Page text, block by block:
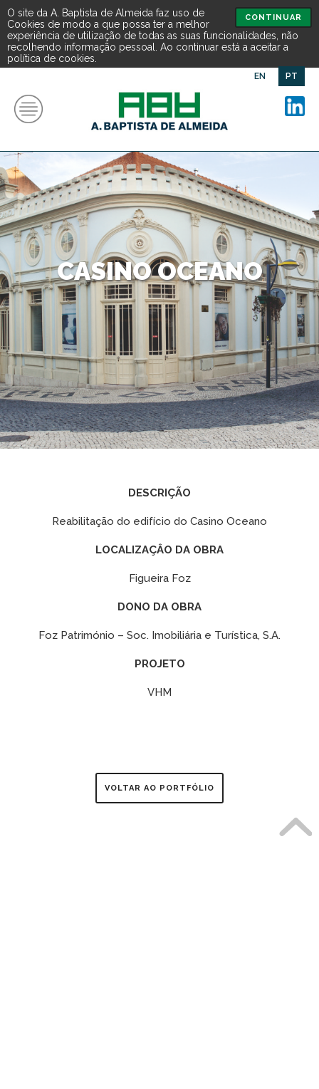
CONTINUAR
O site da A. Baptista de Almeida faz uso de
Cookies de modo a que possa ter a melhor
experiência de utilização de todas as suas funcionalidades, não
recolhendo informação pessoal. Ao continuar está a aceitar a
política de cookies.
EN PT
CASINO OCEANO
DESCRIÇÃO
Reabilitação do edifício do Casino Oceano
LOCALIZAÇÂO DA OBRA
Figueira Foz
DONO DA OBRA
Foz Património – Soc. Imobiliária e Turística, S.A.
PROJETO
VHM
VOLTAR AO PORTFÓLIO